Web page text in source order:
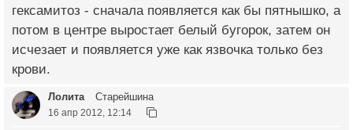
гексамитоз - сначала появляется как бы пятнышко, а
потом в центре выростает белый бугорок, затем он
исчезает и появляется уже как язвочка только без
крови.
Лолита Старейшина
16 апр 2012, 12:14